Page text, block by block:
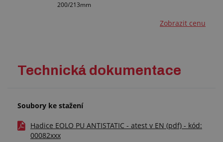
200/213mm
Zobrazit cenu
Technická dokumentace
Soubory ke stažení
Hadice EOLO PU ANTISTATIC - atest v EN (pdf) - kód:
00082xxx